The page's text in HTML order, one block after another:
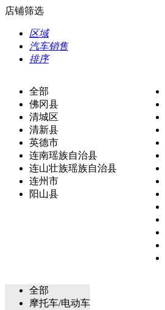
店铺筛选
区域
汽车销售
排序
全部
佛冈县
清城区
清新县
英德市
连南瑶族自治县
连山壮族瑶族自治县
连州市
阳山县
全部
摩托车/电动车